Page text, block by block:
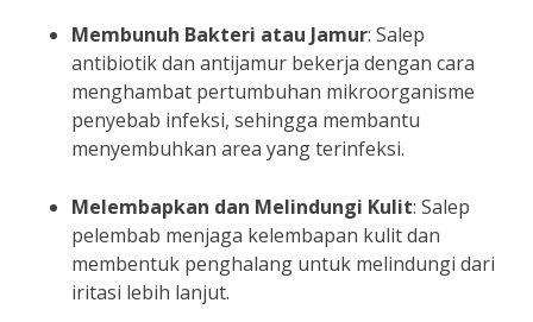
Membunuh Bakteri atau Jamur: Salep
antibiotik dan antijamur bekerja dengan cara
menghambat pertumbuhan mikroorganisme
penyebab infeksi, sehingga membantu
menyembuhkan area yang terinfeksi.
Melembapkan dan Melindungi Kulit: Salep
pelembab menjaga kelembapan kulit dan
membentuk penghalang untuk melindungi dari
iritasi lebih lanjut.